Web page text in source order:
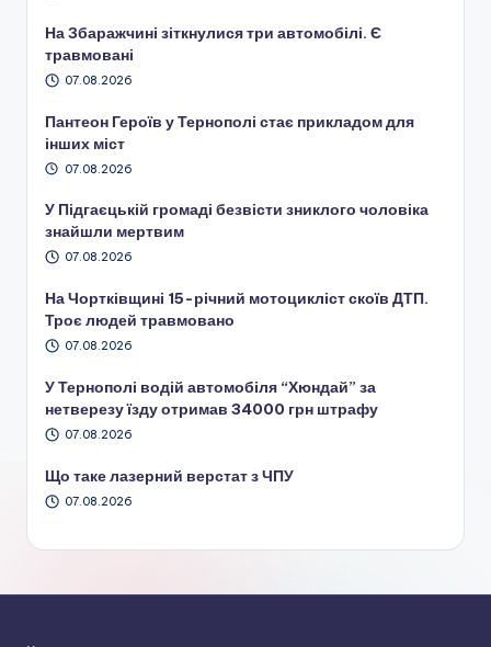
На Збаражчині зіткнулися три автомобілі. Є
травмовані
07.08.2026
Пантеон Героїв у Тернополі стає прикладом для
інших міст
07.08.2026
У Підгаєцькій громаді безвісти зниклого чоловіка
знайшли мертвим
07.08.2026
На Чортківщині 15-річний мотоцикліст скоїв ДТП.
Троє людей травмовано
07.08.2026
У Тернополі водій автомобіля “Хюндай” за
нетверезу їзду отримав 34000 грн штрафу
07.08.2026
Що таке лазерний верстат з ЧПУ
07.08.2026